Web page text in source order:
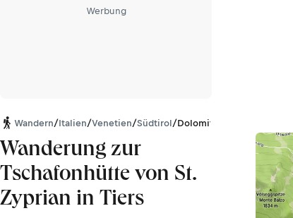
Werbung
Wandern/Italien/Venetien/Südtirol/Dolomiten
Wanderung zur
Tschafonhütte von St.
Zyprian in Tiers